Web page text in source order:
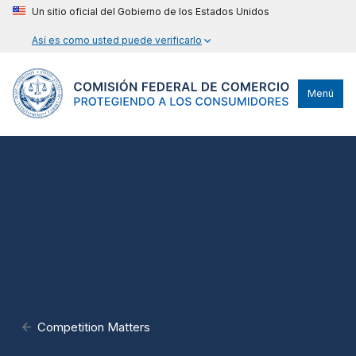
Un sitio oficial del Gobierno de los Estados Unidos
Así es como usted puede verificarlo
Menú
Competition Matters